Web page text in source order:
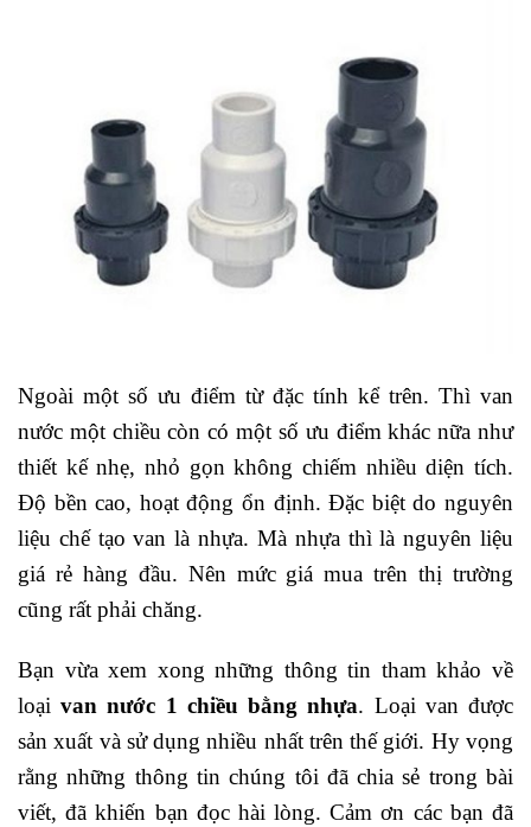
Ngoài một số ưu điểm từ đặc tính kể trên. Thì van
nước một chiều còn có một số ưu điểm khác nữa như
thiết kế nhẹ, nhỏ gọn không chiếm nhiều diện tích.
Độ bền cao, hoạt động ổn định. Đặc biệt do nguyên
liệu chế tạo van là nhựa. Mà nhựa thì là nguyên liệu
giá rẻ hàng đầu. Nên mức giá mua trên thị trường
cũng rất phải chăng.
Bạn vừa xem xong những thông tin tham khảo về
loạivan nước 1 chiều bằng nhựa. Loại van được
sản xuất và sử dụng nhiều nhất trên thế giới. Hy vọng
rằng những thông tin chúng tôi đã chia sẻ trong bài
viết, đã khiến bạn đọc hài lòng. Cảm ơn các bạn đã